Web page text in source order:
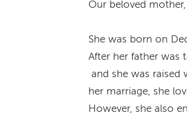
Our beloved
She was born on
After her father was
and she was raised
her marriage, she
However, she also